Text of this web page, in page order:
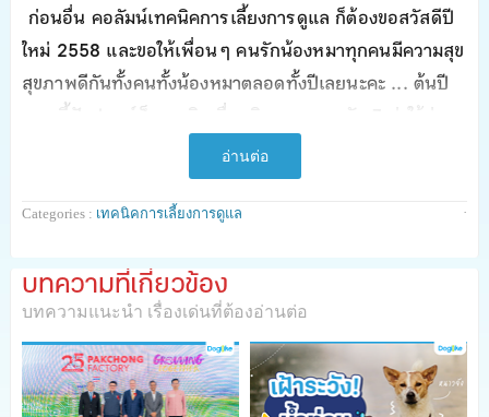
ก่อนอื่น คอลัมน์เทคนิคการเลี้ยงการดูแล ก็ต้องขอสวัสดีปี
ใหม่ 2558 และขอให้เพื่อน ๆ คนรักน้องหมาทุกคนมีความสุข
สุขภาพดีกันทั้งคนทั้งน้องหมาตลอดทั้งปีเลยนะคะ ... ต้นปี
แบบนี้ปังปอนด์ก็เลยหยิบเรื่องเงิน ๆ ทอง ๆ กับ 7 ค่าใช้จ่าย
ฟุ่มเฟือยของคนรักน้องหมาที่ยอมทุ่มทุนสร้างสรรหามาให้
ฟุ่มเฟือยเกินความจำเป็นกันอยู่หรือเปล่า เพื่อน ๆ จะได้
บริหารจัดการเรื่องการเงินเพื่อให้ไม่ขัดสนในตลอดปีนี้กันค่ะ
ว่าแต่จะมีอะไรที่เจ้าของน้องหมายอมจ่ายเพื่อเจ้าตูบสุดรัก
กันบ้าง เราไปดูกันเลยค่ะ ...
อ่านต่อ
Categories : เทคนิคการเลี้ยงการดูแล ·
บทความที่เกี่ยวข้อง
บทความแนะนำ เรื่องเด่นที่ต้องอ่านต่อ